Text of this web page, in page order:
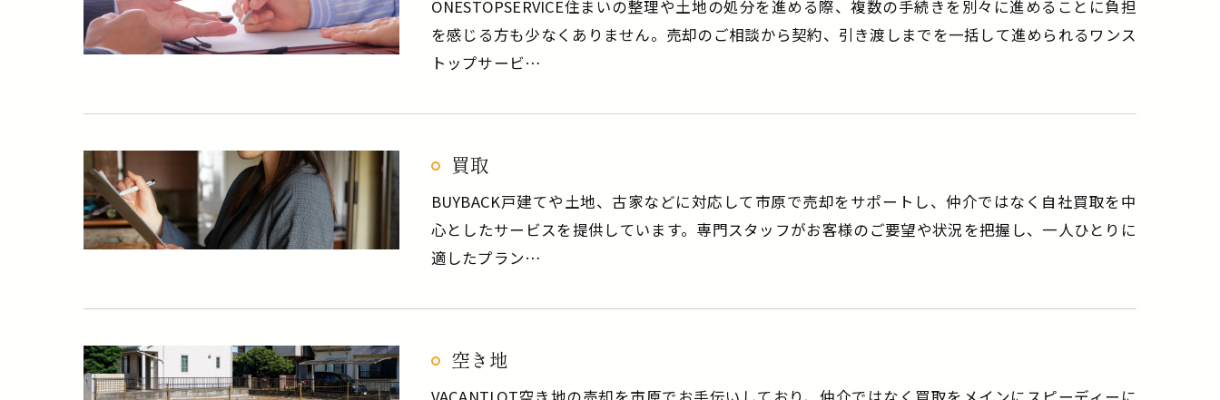
ONESTOPSERVICE住まいの整理や土地の処分を進める際、複数の手続きを別々に進めることに負担
を感じる方も少なくありません。売却のご相談から契約、引き渡しまでを一括して進められるワンス
トップサービ…
買取
BUYBACK戸建てや土地、古家などに対応して市原で売却をサポートし、仲介ではなく自社買取を中
心としたサービスを提供しています。専門スタッフがお客様のご要望や状況を把握し、一人ひとりに
適したプラン…
空き地